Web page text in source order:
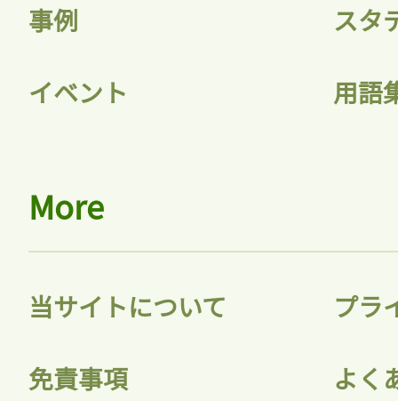
事例 スタ
イベント 用語
More
当サイトについて プラ
免責事項 よく